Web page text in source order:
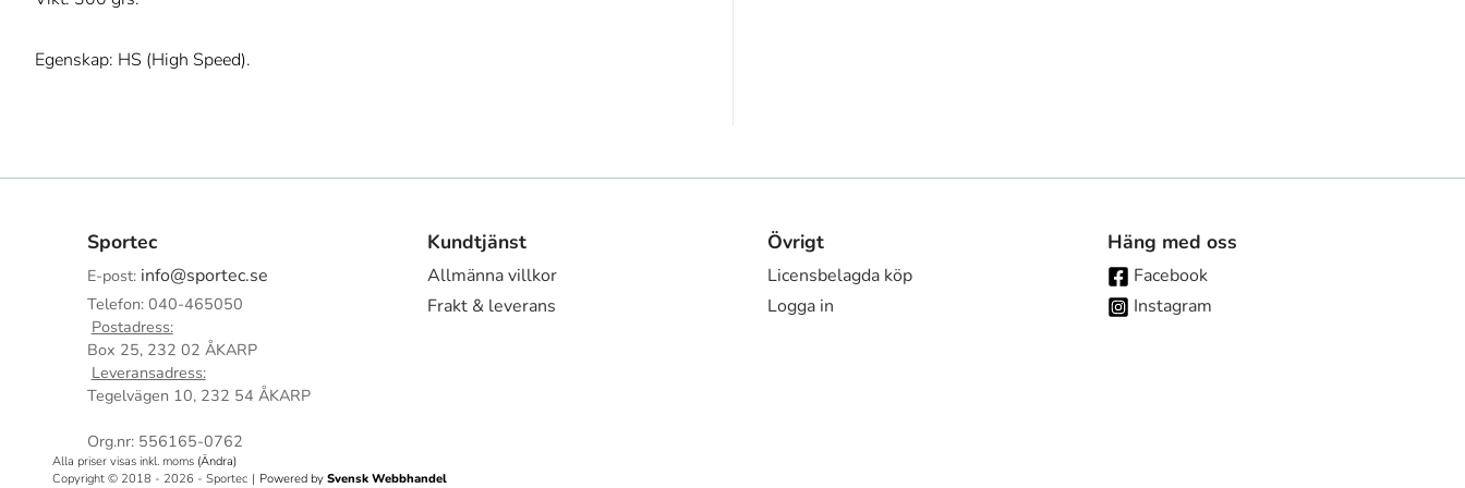
Egenskap: HS (High Speed).
Sportec
E-post: info@sportec.se
Telefon: 040-465050
Postadress:
Box 25, 232 02 ÅKARP
Leveransadress:
Tegelvägen 10, 232 54 ÅKARP
Org.nr: 556165-0762
Kundtjänst
Allmänna villkor
Frakt & leverans
Övrigt
Licensbelagda köp
Logga in
Häng med oss
Facebook
Instagram
Alla priser visas inkl. moms (Ändra)
Copyright © 2018 - 2026 - Sportec | Powered by Svensk Webbhandel